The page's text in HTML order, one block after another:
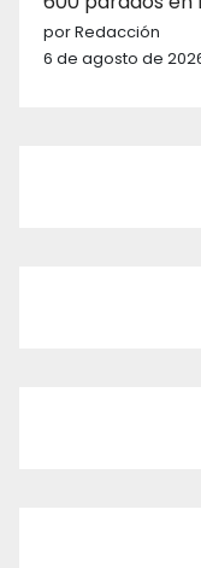
por Redacción
6 de agosto de